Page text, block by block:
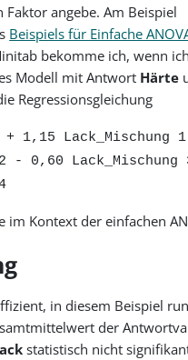
Faktor angebe. Am Beispiel
Beispiels für Einfache
bekomme ich, wenn
Modell mit Antwort Härte
Regressionsgleichung
1,15 Lack_Mischung
2 - 0,60
im Kontext der einfachen
in diesem Beispiel
der
statistisch nicht